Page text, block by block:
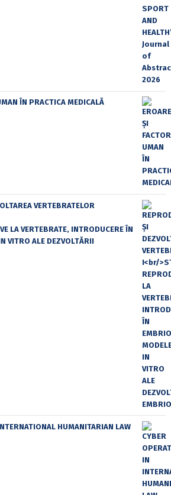
ÎN PRACTICA MEDICALĂ
VERTEBRATELOR
LA VERTEBRATE, INTRODUCERE ÎN
VITRO ALE DEZVOLTĂRII
HUMANITARIAN LAW